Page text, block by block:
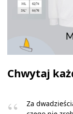
Chwytaj
Za